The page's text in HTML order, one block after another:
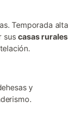
Temporada alta
suscasas rurales
y